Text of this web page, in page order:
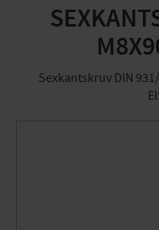
Sexkantskruv DIN